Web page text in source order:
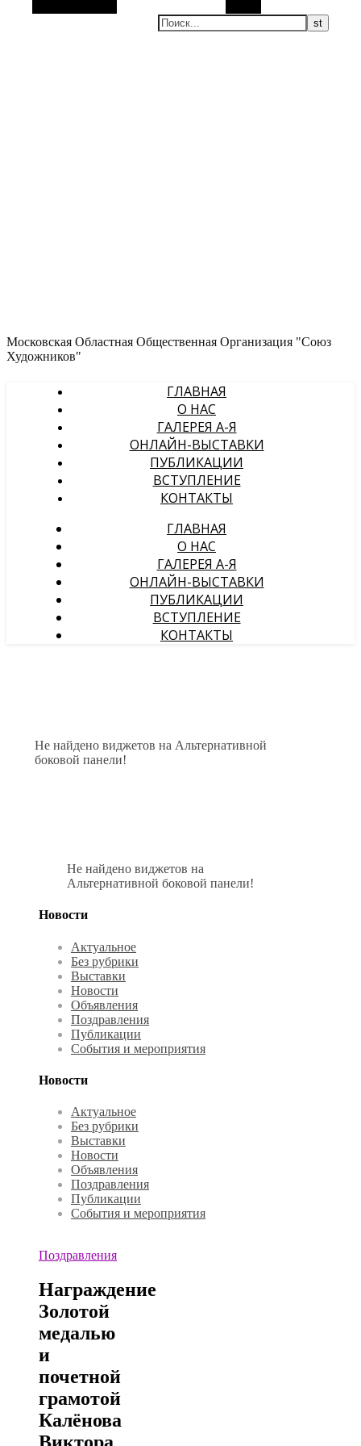
Московская Областная Общественная Организация "Союз
Художников"
ГЛАВНАЯ
О НАС
ГАЛЕРЕЯ А-Я
ОНЛАЙН-ВЫСТАВКИ
ПУБЛИКАЦИИ
ВСТУПЛЕНИЕ
КОНТАКТЫ
ГЛАВНАЯ
О НАС
ГАЛЕРЕЯ А-Я
ОНЛАЙН-ВЫСТАВКИ
ПУБЛИКАЦИИ
ВСТУПЛЕНИЕ
КОНТАКТЫ
Не найдено виджетов на Альтернативной
боковой панели!
Не найдено виджетов на
Альтернативной боковой панели!
Новости
Актуальное
Без рубрики
Выставки
Новости
Объявления
Поздравления
Публикации
События и мероприятия
Новости
Актуальное
Без рубрики
Выставки
Новости
Объявления
Поздравления
Публикации
События и мероприятия
Поздравления
Награждение
Золотой
медалью
и
почетной
грамотой
Калёнова